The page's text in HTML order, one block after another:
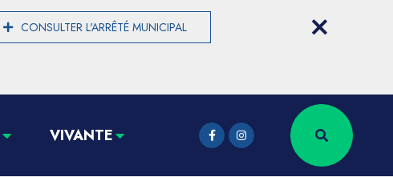
CONSULTER L'ARRÊTÉ MUNICIPAL
VIVANTE